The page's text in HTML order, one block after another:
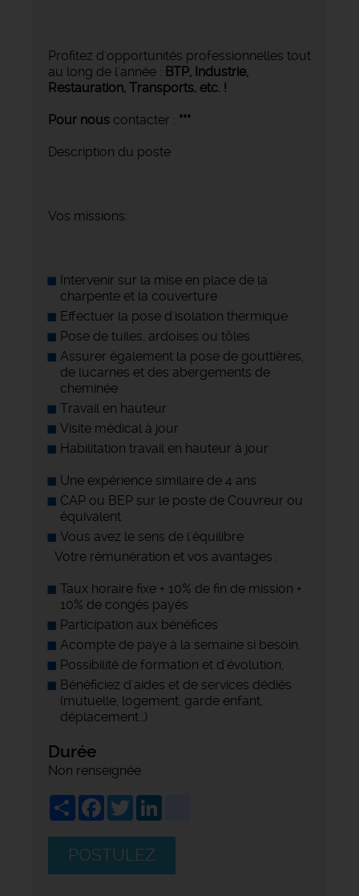
Profitez d'opportunités professionnelles tout
au long de l'année : BTP, Industrie,
Restauration, Transports, etc. !
Pour nous contacter : ***
Description du poste
Vos missions:
Intervenir sur la mise en place de la
charpente et la couverture
Effectuer la pose d'isolation thermique
Pose de tuiles, ardoises ou tôles
Assurer également la pose de gouttières,
de lucarnes et des abergements de
cheminée
Travail en hauteur
Visite médical à jour
Habilitation travail en hauteur à jour
Une expérience similaire de 4 ans
CAP ou BEP sur le poste de Couvreur ou
équivalent
Vous avez le sens de l'équilibre
Votre rémunération et vos avantages :
Taux horaire fixe + 10% de fin de mission +
10% de congés payés
Participation aux bénéfices
Acompte de paye à la semaine si besoin,
Possibilité de formation et d'évolution,
Bénéficiez d'aides et de services dédiés
(mutuelle, logement, garde enfant,
déplacement…)
Durée
Non renseignée
ShareFacebook
Twitter
POSTULEZ